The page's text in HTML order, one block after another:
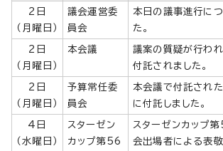
2日
（月曜日）
議会運営委
員会
本日の議事進行に
た。
2日
（月曜日）
本会議
議案の質疑が行わ
付託されました。
2日
（月曜日）
予算常任委
員会
本会議で付託され
に付託しました。
4日
（水曜日）
スターゼン
カップ第56
スターゼンカップ
会出場者による表